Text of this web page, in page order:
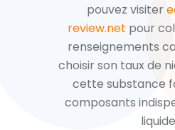
pouvez visiter
review.net pour
renseignements
choisir son taux de
cette substance
composants